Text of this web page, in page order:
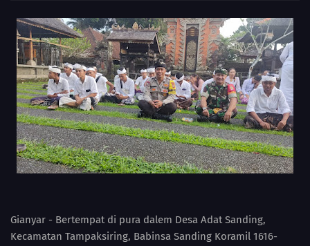
Gianyar - Bertempat di pura dalem Desa Adat Sanding,
Kecamatan Tampaksiring, Babinsa Sanding Koramil 1616-